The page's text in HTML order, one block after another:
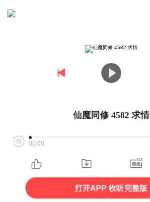
仙魔同修 4582 求情
00:00
打开APP 收听完整版